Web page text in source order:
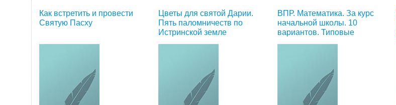
Как встретить и провести
Святую Пасху
Цветы для святой Дарии.
Пять паломничеств по
Истринской земле
ВПР. Математика. За курс
начальной школы. 10
вариантов. Типовые